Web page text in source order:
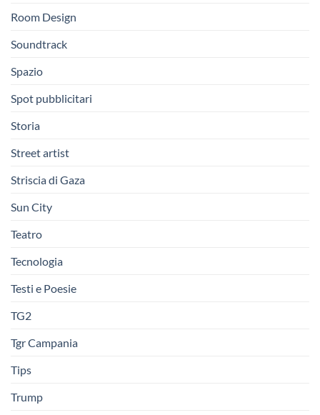
Room Design
Soundtrack
Spazio
Spot pubblicitari
Storia
Street artist
Striscia di Gaza
Sun City
Teatro
Tecnologia
Testi e Poesie
TG2
Tgr Campania
Tips
Trump